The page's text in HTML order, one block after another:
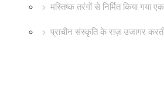
मस्तिष्क तरंगों से निर्मित किया गया
प्राचीन संस्कृति के राज़ उजागर